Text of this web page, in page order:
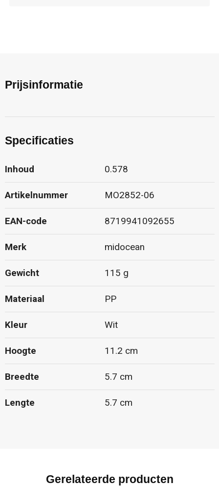
Prijsinformatie
Specificaties
Inhoud 0.578
Artikelnummer MO2852-06
EAN-code 8719941092655
Merk midocean
Gewicht 115 g
Materiaal PP
Kleur Wit
Hoogte 11.2 cm
Breedte 5.7 cm
Lengte 5.7 cm
Gerelateerde producten